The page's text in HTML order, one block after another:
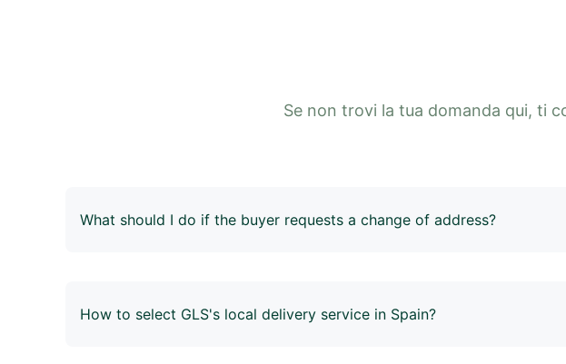
Se non trovi la tua domanda qui, ti
What should I do if the buyer requests a change of address?
repurchase and print the shipping label before shipping.
How to select GLS's local delivery service in Spain?